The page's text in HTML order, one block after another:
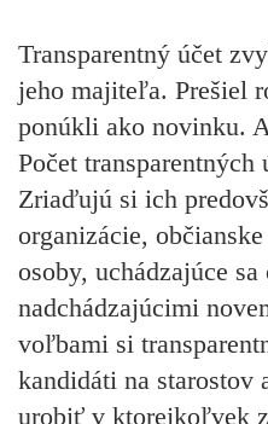
Transparentný účet
jeho majiteľa. Prešiel
ponúkli ako novinku.
Počet transparentných
Zriaďujú si ich
organizácie,
osoby, uchádzajúce
nadchádzajúcimi
voľbami si
kandidáti na starostov
urobiť v ktorejkoľvek